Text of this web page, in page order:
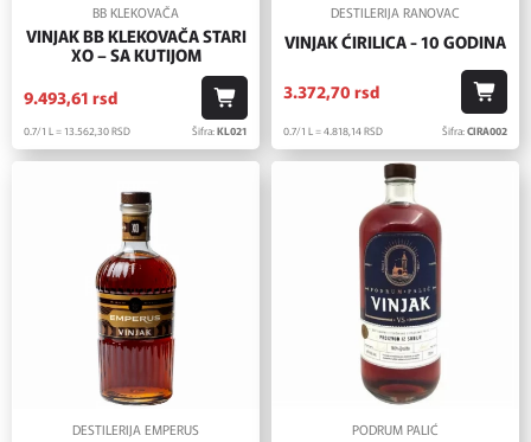
BB KLEKOVAČA
VINJAK BB KLEKOVAČA STARI
XO – SA KUTIJOM
9.493,61 rsd
0.7/1 L = 13.562,30RSD Šifra:KL021
DESTILERIJA RANOVAC
VINJAK ĆIRILICA - 10 GODINA
3.372,70 rsd
0.7/1 L = 4.818,14RSD Šifra:CIRA002
DESTILERIJA EMPERUS PODRUM PALIĆ